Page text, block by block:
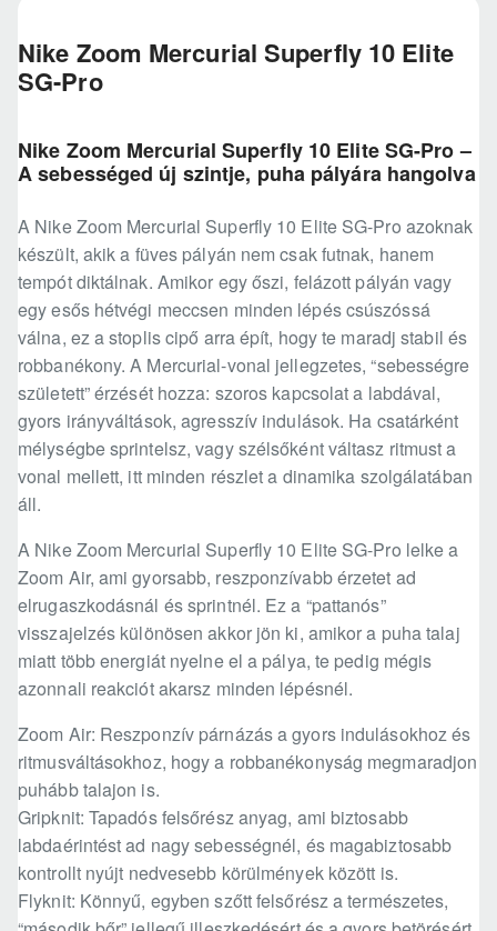
Nike Zoom Mercurial Superfly 10 Elite
SG-Pro
Nike Zoom Mercurial Superfly 10 Elite SG-Pro –
A sebességed új szintje, puha pályára hangolva
A Nike Zoom Mercurial Superfly 10 Elite SG-Pro azoknak
készült, akik a füves pályán nem csak futnak, hanem
tempót diktálnak. Amikor egy őszi, felázott pályán vagy
egy esős hétvégi meccsen minden lépés csúszóssá
válna, ez a stoplis cipő arra épít, hogy te maradj stabil és
robbanékony. A Mercurial-vonal jellegzetes, “sebességre
született” érzését hozza: szoros kapcsolat a labdával,
gyors irányváltások, agresszív indulások. Ha csatárként
mélységbe sprintelsz, vagy szélsőként váltasz ritmust a
vonal mellett, itt minden részlet a dinamika szolgálatában
áll.
A Nike Zoom Mercurial Superfly 10 Elite SG-Pro lelke a
Zoom Air, ami gyorsabb, reszponzívabb érzetet ad
elrugaszkodásnál és sprintnél. Ez a “pattanós”
visszajelzés különösen akkor jön ki, amikor a puha talaj
miatt több energiát nyelne el a pálya, te pedig mégis
azonnali reakciót akarsz minden lépésnél.
Zoom Air: Reszponzív párnázás a gyors indulásokhoz és
ritmusváltásokhoz, hogy a robbanékonyság megmaradjon
puhább talajon is.
Gripknit: Tapadós felsőrész anyag, ami biztosabb
labdaérintést ad nagy sebességnél, és magabiztosabb
kontrollt nyújt nedvesebb körülmények között is.
Flyknit: Könnyű, egyben szőtt felsőrész a természetes,